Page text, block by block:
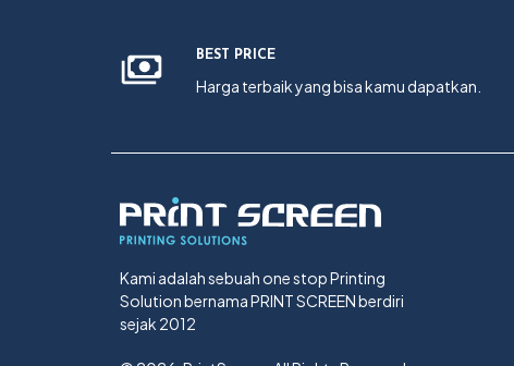
BEST PRICE
Harga terbaik yang bisa kamu dapatkan.
Kami adalah sebuah one stop Printing
Solution bernama PRINT SCREEN berdiri
sejak 2012